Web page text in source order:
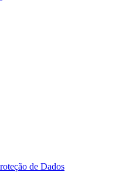
de Dados